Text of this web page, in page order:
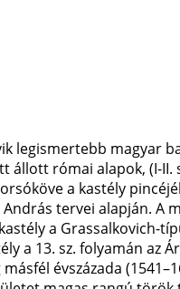
legismertebb magyar
állott római alapok, (I-
a kastély
tervei alapján. A
a
a 13. sz. folyamán az
évszázada